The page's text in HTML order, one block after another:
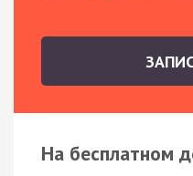
На бесплатном